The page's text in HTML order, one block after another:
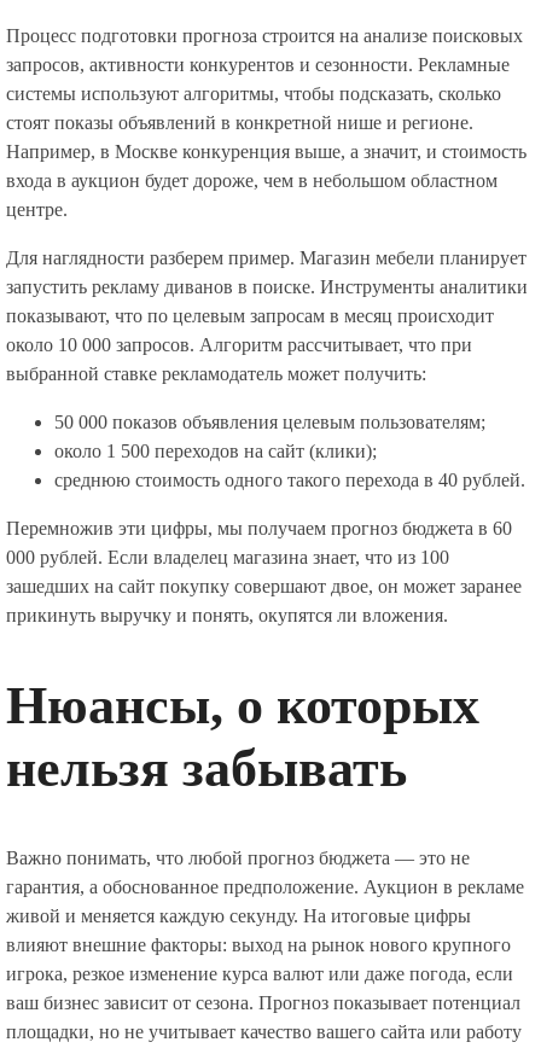
Процесс подготовки прогноза строится на анализе поисковых
запросов, активности конкурентов и сезонности. Рекламные
системы используют алгоритмы, чтобы подсказать, сколько
стоят показы объявлений в конкретной нише и регионе.
Например, в Москве конкуренция выше, а значит, и стоимость
входа в аукцион будет дороже, чем в небольшом областном
центре.
Для наглядности разберем пример. Магазин мебели планирует
запустить рекламу диванов в поиске. Инструменты аналитики
показывают, что по целевым запросам в месяц происходит
около 10 000 запросов. Алгоритм рассчитывает, что при
выбранной ставке рекламодатель может получить:
50 000 показов объявления целевым пользователям;
около 1 500 переходов на сайт (клики);
среднюю стоимость одного такого перехода в 40 рублей.
Перемножив эти цифры, мы получаем прогноз бюджета в 60
000 рублей. Если владелец магазина знает, что из 100
зашедших на сайт покупку совершают двое, он может заранее
прикинуть выручку и понять, окупятся ли вложения.
Нюансы, о которых
нельзя забывать
Важно понимать, что любой прогноз бюджета — это не
гарантия, а обоснованное предположение. Аукцион в рекламе
живой и меняется каждую секунду. На итоговые цифры
влияют внешние факторы: выход на рынок нового крупного
игрока, резкое изменение курса валют или даже погода, если
ваш бизнес зависит от сезона. Прогноз показывает потенциал
площадки, но не учитывает качество вашего сайта или работу